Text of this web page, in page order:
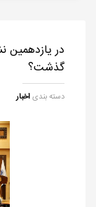
در یازدهمین
گذشت؟
دسته بندیاخبار